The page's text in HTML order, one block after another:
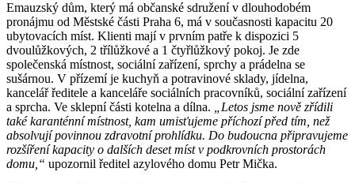
Emauzský dům, který má občanské sdružení v dlouhodobém
pronájmu od Městské části Praha 6, má v současnosti kapacitu 20
ubytovacích míst. Klienti mají v prvním patře k dispozici 5
dvoulůžkových, 2 třílůžkové a 1 čtyřlůžkový pokoj. Je zde
společenská místnost, sociální zařízení, sprchy a prádelna se
sušárnou. V přízemí je kuchyň a potravinové sklady, jídelna,
kancelář ředitele a kanceláře sociálních pracovníků, sociální zařízení
a sprcha. Ve sklepní části kotelna a dílna. „Letos jsme nově zřídili
také karanténní místnost, kam umisťujeme příchozí před tím, než
absolvují povinnou zdravotní prohlídku. Do budoucna připravujeme
rozšíření kapacity o dalších deset míst v podkrovních prostorách
domu,“ upozornil ředitel azylového domu Petr Mička.